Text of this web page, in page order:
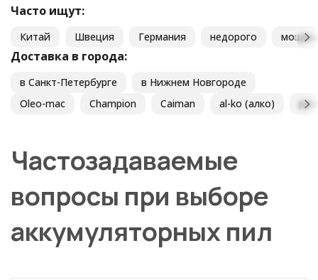
Часто ищут:
Китай Швеция Германия недорого
Доставка в города:
в Санкт-Петербурге
в Нижнем Новгороде
Oleo-mac
Champion Caiman al-ko (алко)
Частозадаваемые
вопросы при выборе
аккумуляторных пил